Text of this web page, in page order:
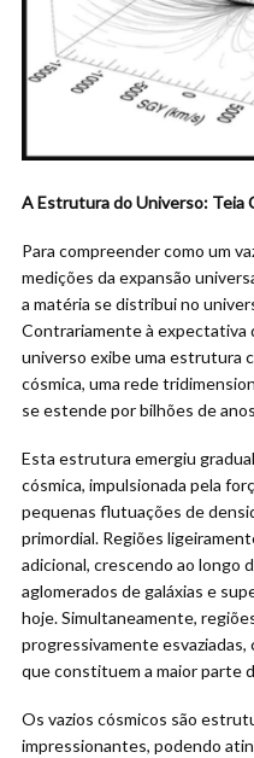
A Estrutura do Universo: Teia
Para compreender como um
medições da expansão
a matéria se distribui no
Contrariamente à expectativa
universo exibe uma estrutura
cósmica, uma rede
se estende por bilhões de
Esta estrutura emergiu
cósmica, impulsionada pela
pequenas flutuações de
primordial. Regiões
adicional, crescendo ao longo
aglomerados de galáxias e
hoje. Simultaneamente,
progressivamente esvaziadas,
que constituem a maior parte
Os vazios cósmicos são
impressionantes, podendo